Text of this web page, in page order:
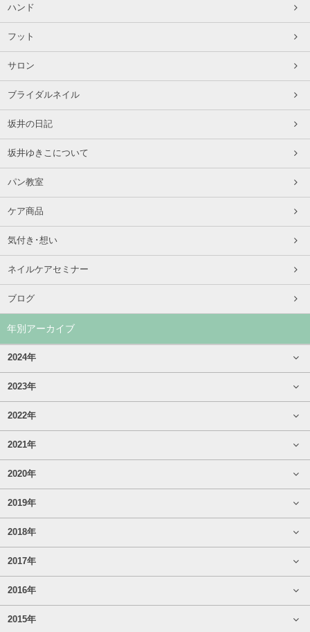
ハンド
フット
サロン
ブライダルネイル
坂井の日記
坂井ゆきこについて
パン教室
ケア商品
気付き･想い
ネイルケアセミナー
ブログ
年別アーカイブ
2024年
2023年
2022年
2021年
2020年
2019年
2018年
2017年
2016年
2015年